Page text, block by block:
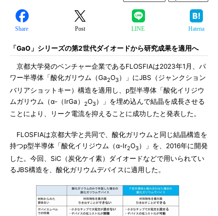
Share Post LINE Hatena
「GaO」シリーズの第2世代ダイオードから研究成果を適用へ
京都大学発のベンチャー企業であるFLOSFIAは2023年1月、パ
ワー半導体「酸化ガリウム（Ga2O3）」にJBS（ジャンクション
バリアショットキー）構造を適用し、p型半導体「酸化イリジウ
ムガリウム（α-（IrGa）
2O3）」を埋め込んで結晶を成長させる
ことにより、リーク電流を抑えることに成功したと発表した。
FLOSFIAは京都大学と共同で、酸化ガリウムと同じ結晶構造を
持つp型半導体「酸化イリジウム（α-Ir2O3）」を、2016年に開発
した。今回、SiC（炭化ケイ素）ダイオードなどで用いられてい
るJBS構造を、酸化ガリウムデバイスに適用した。